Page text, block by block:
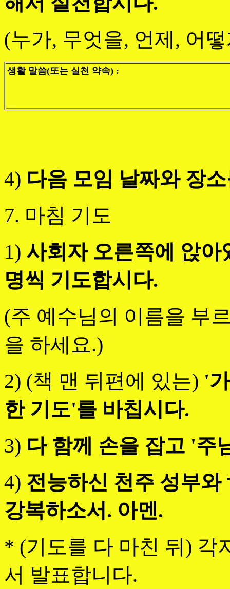
(누가, 무엇을, 언제, 어떻
생활 말씀(또는 실천 약속) :
4) 다음 모임 날짜와 장
7. 마침 기도
1) 사회자 오른쪽에 앉
명씩 기도합시다.
(주 예수님의 이름을 부
을 하세요.)
2) (책 맨 뒤편에 있는) '
한 기도'를 바칩시다.
3) 다 함께 손을 잡고 '주
4) 전능하신 천주 성부와
강복하소서. 아멘.
* (기도를 다 마친 뒤) 각
서 발표합니다.